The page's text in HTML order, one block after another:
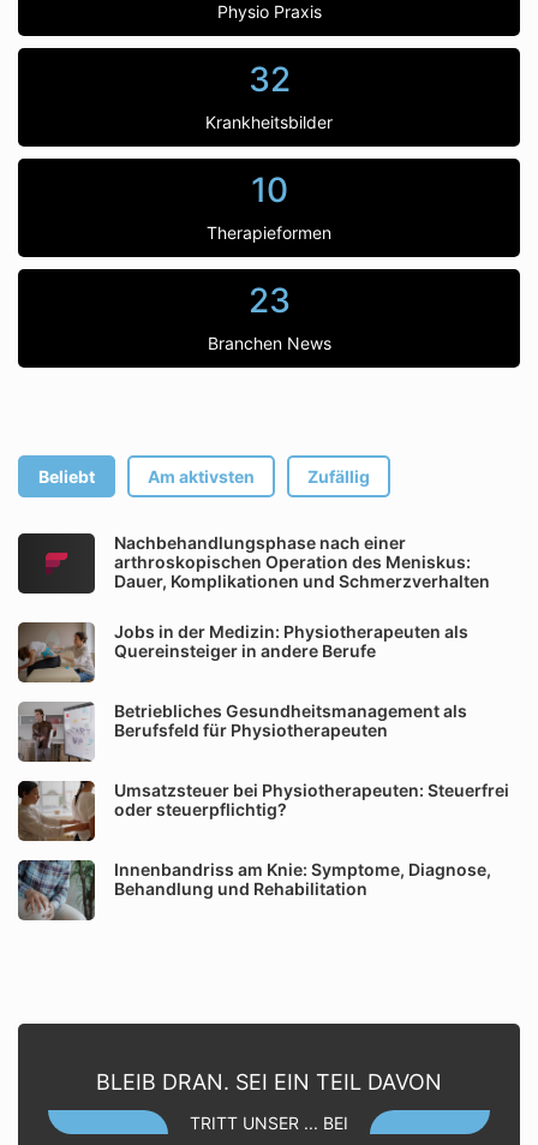
Physio Praxis
32
Krankheitsbilder
10
Therapieformen
23
Branchen News
Beliebt Am aktivsten Zufällig
Nachbehandlungsphase nach einer
arthroskopischen Operation des Meniskus:
Dauer, Komplikationen und Schmerzverhalten
Jobs in der Medizin: Physiotherapeuten als
Quereinsteiger in andere Berufe
Betriebliches Gesundheitsmanagement als
Berufsfeld für Physiotherapeuten
Umsatzsteuer bei Physiotherapeuten: Steuerfrei
oder steuerpflichtig?
Innenbandriss am Knie: Symptome, Diagnose,
Behandlung und Rehabilitation
BLEIB DRAN. SEI EIN TEIL DAVON
TRITT UNSER ... BEI